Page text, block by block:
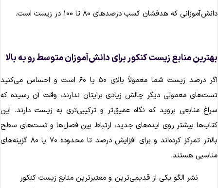
که هدفشان کسب درصدهای ۸۰ تا ۱۰۰ در زیست است.
منابع زیست کنکور برای دانش‌آموزان متوسط رو به بالا
اگر درصد زیست شما معمولاً بالای ۵۰ یا ۶۰ است و احساس می‌کنید
معمولی دیگر چالش زیادی برایتان ندارند، وقت آن رسیده که
منابعی بروید که نگاه عمیق‌تر و ترکیبی‌تری به زیست دارند. این
بیشتر روی ایده‌های جدید، ارتباط بین فصل‌ها و تست‌های سطح
بالاتر تمرکز کرده‌اند و برای افزایش درصد تا محدوده ۷۰ یا ۸۰ گزینه‌های
هستند.
نشر الگو یکی از قدیمی‌ترین و معتبرترین منابع زیست کنکور